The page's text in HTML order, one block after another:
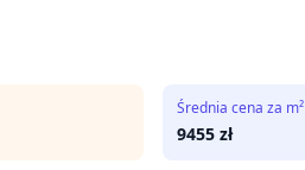
Średnia cena za m²
9455 zł